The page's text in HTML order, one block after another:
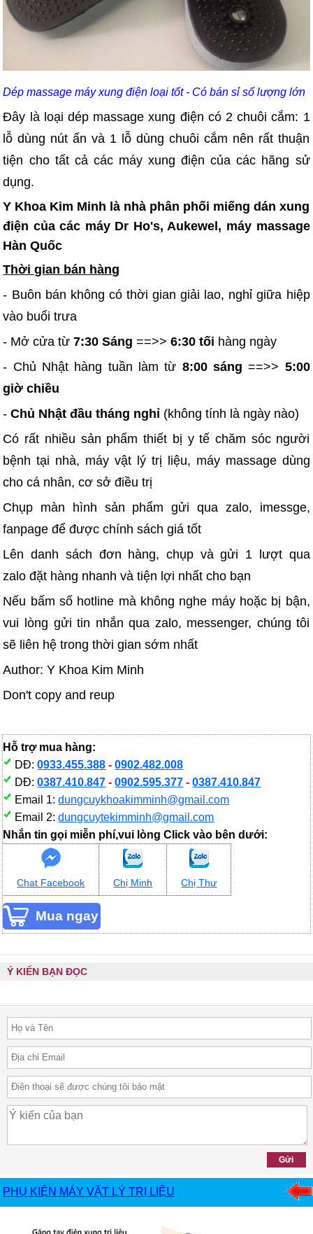
Dép massage máy xung điện loại tốt - Có bán sỉ số lượng lớn
Đây là loại dép massage xung điện có 2 chuôi cắm: 1
lỗ dùng nút ấn và 1 lỗ dùng chuôi cắm nên rất thuận
tiện cho tất cả các máy xung điện của các hãng sử
dụng.
Y Khoa Kim Minh là nhà phân phối miếng dán xung
điện của các máy Dr Ho's, Aukewel, máy massage
Hàn Quốc
Thời gian bán hàng
- Buôn bán không có thời gian giải lao, nghỉ giữa hiệp
vào buổi trưa
- Mở cửa từ7:30 Sáng ==>> 6:30 tối hàng ngày
- Chủ Nhật hàng tuần làm từ 8:00 sáng ==>> 5:00
giờ chiều
-Chủ Nhật đầu tháng nghỉ (không tính là ngày nào)
Có rất nhiều sản phẩm thiết bị y tế chăm sóc người
bệnh tại nhà, máy vật lý trị liệu, máy massage dùng
cho cá nhân, cơ sở điều trị
Chụp màn hình sản phẩm gửi qua zalo, imessge,
fanpage để được chính sách giá tốt
Lên danh sách đơn hàng, chụp và gửi 1 lượt qua
zalo đặt hàng nhanh và tiện lợi nhất cho bạn
Nếu bấm số hotline mà không nghe máy hoặc bị bận,
vui lòng gửi tin nhắn qua zalo, messenger, chúng tôi
sẽ liên hệ trong thời gian sớm nhất
Author: Y Khoa Kim Minh
Don't copy and reup
Hỗ trợ mua hàng:
DĐ:0933.455.388 -0902.482.008
DĐ:0387.410.847 -0902.595.377 -0387.410.847
Email 1:dungcuykhoakimminh@gmail.com
Email 2:dungcuytekimminh@gmail.com
Nhắn tin gọi miễn phí,vui lòng Click vào bên dưới:
Chat Facebook Chị Minh Chị Thư
Ý KIẾN BẠN ĐỌC
PHỤ KIỆN MÁY VẬT LÝ TRỊ LIỆU